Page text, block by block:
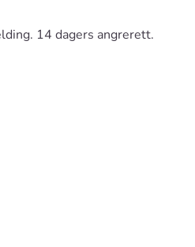
14 dagers angrerett.